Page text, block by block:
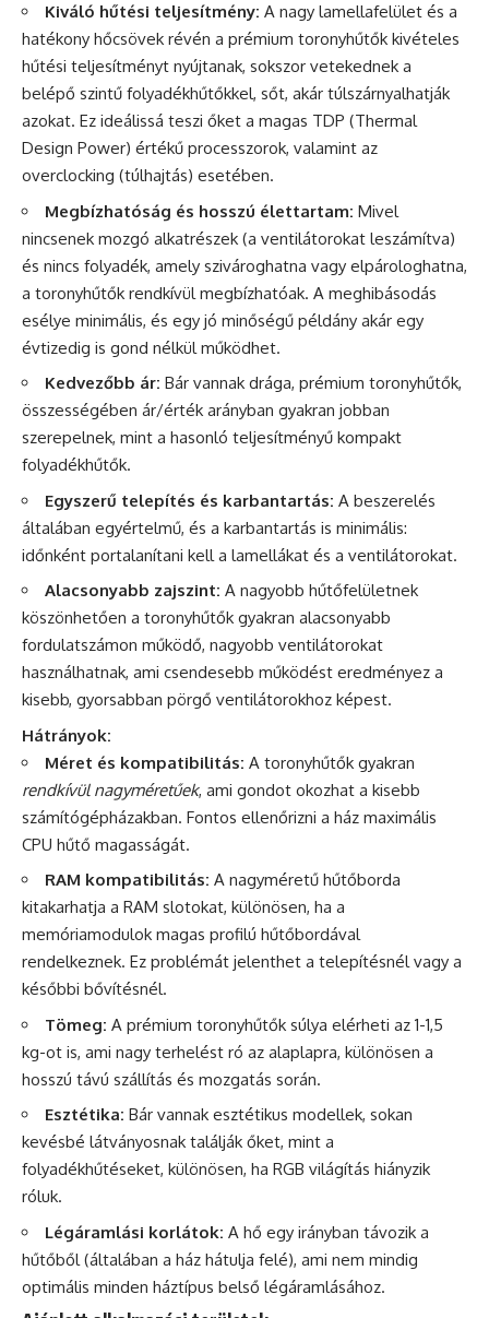
Kiváló hűtési teljesítmény: A nagy lamellafelület és a
hatékony hőcsövek révén a prémium toronyhűtők kivételes
hűtési teljesítményt nyújtanak, sokszor vetekednek a
belépő szintű folyadékhűtőkkel, sőt, akár túlszárnyalhatják
azokat. Ez ideálissá teszi őket a magas TDP (Thermal
Design Power) értékű processzorok, valamint az
overclocking (túlhajtás) esetében.
Megbízhatóság és hosszú élettartam: Mivel
nincsenek mozgó alkatrészek (a ventilátorokat leszámítva)
és nincs folyadék, amely szivároghatna vagy elpárologhatna,
a toronyhűtők rendkívül megbízhatóak. A meghibásodás
esélye minimális, és egy jó minőségű példány akár egy
évtizedig is gond nélkül működhet.
Kedvezőbb ár: Bár vannak drága, prémium toronyhűtők,
összességében ár/érték arányban gyakran jobban
szerepelnek, mint a hasonló teljesítményű kompakt
folyadékhűtők.
Egyszerű telepítés és karbantartás: A beszerelés
általában egyértelmű, és a karbantartás is minimális:
időnként portalanítani kell a lamellákat és a ventilátorokat.
Alacsonyabb zajszint: A nagyobb hűtőfelületnek
köszönhetően a toronyhűtők gyakran alacsonyabb
fordulatszámon működő, nagyobb ventilátorokat
használhatnak, ami csendesebb működést eredményez a
kisebb, gyorsabban pörgő ventilátorokhoz képest.
Hátrányok:
Méret és kompatibilitás: A toronyhűtők gyakran
rendkívül nagyméretűek, ami gondot okozhat a kisebb
számítógépházakban. Fontos ellenőrizni a ház maximális
CPU hűtő magasságát.
RAM kompatibilitás: A nagyméretű hűtőborda
kitakarhatja a RAM slotokat, különösen, ha a
memóriamodulok magas profilú hűtőbordával
rendelkeznek. Ez problémát jelenthet a telepítésnél vagy a
későbbi bővítésnél.
Tömeg: A prémium toronyhűtők súlya elérheti az 1-1,5
kg-ot is, ami nagy terhelést ró az alaplapra, különösen a
hosszú távú szállítás és mozgatás során.
Esztétika: Bár vannak esztétikus modellek, sokan
kevésbé látványosnak találják őket, mint a
folyadékhűtéseket, különösen, ha RGB világítás hiányzik
róluk.
Légáramlási korlátok: A hő egy irányban távozik a
hűtőből (általában a ház hátulja felé), ami nem mindig
optimális minden háztípus belső légáramlásához.